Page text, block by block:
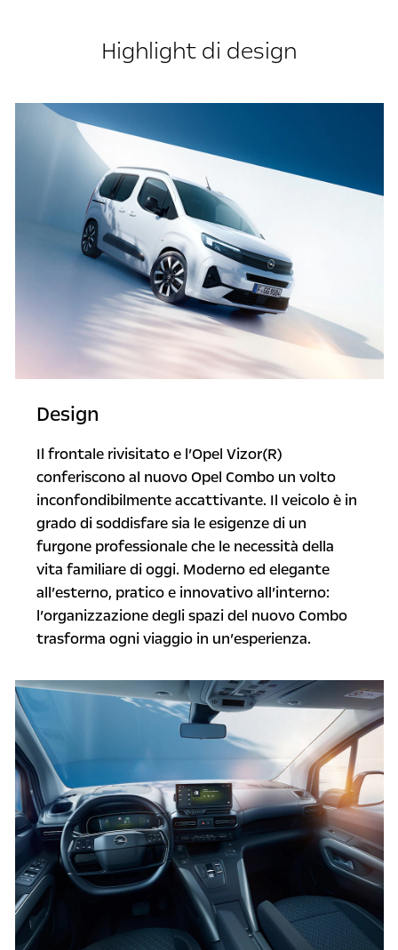
Highlight di design
Design
Il frontale rivisitato e l’Opel Vizor(R)
conferiscono al nuovo Opel Combo un volto
inconfondibilmente accattivante. Il veicolo è in
grado di soddisfare sia le esigenze di un
furgone professionale che le necessità della
vita familiare di oggi. Moderno ed elegante
all’esterno, pratico e innovativo all’interno:
l’organizzazione degli spazi del nuovo Combo
trasforma ogni viaggio in un’esperienza.